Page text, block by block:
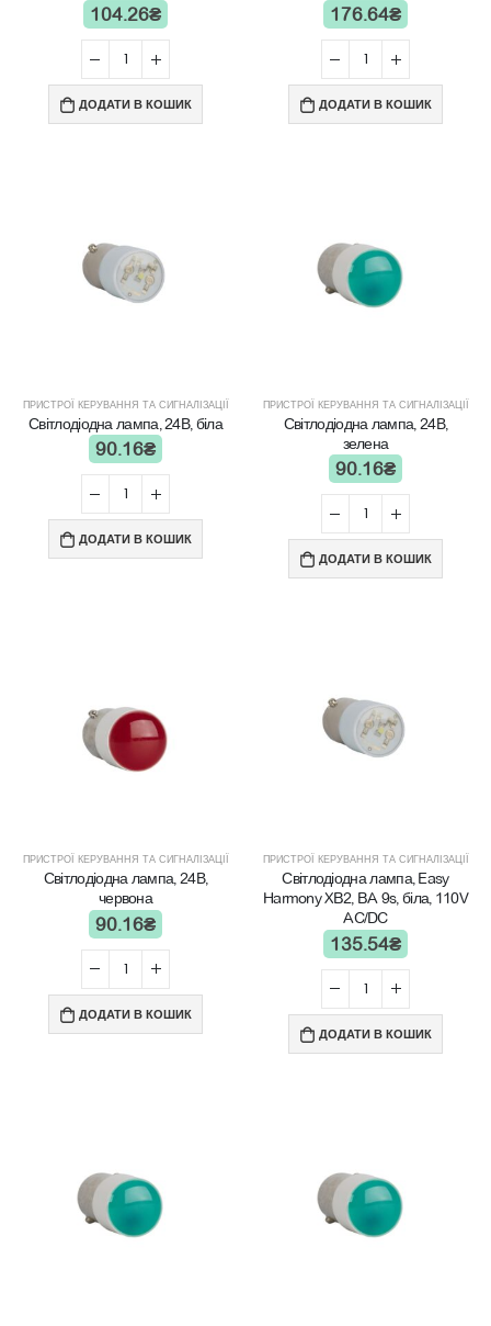
104.26₴
ДОДАТИ В КОШИК
176.64₴
ДОДАТИ В КОШИК
ПРИСТРОЇ КЕРУВАННЯ ТА СИГНАЛІЗАЦІЇ
Світлодіодна лампа, 24В, біла
90.16₴
ДОДАТИ В КОШИК
ПРИСТРОЇ КЕРУВАННЯ ТА СИГНАЛІЗАЦІЇ
Світлодіодна лампа, 24В,
зелена
90.16₴
ДОДАТИ В КОШИК
ПРИСТРОЇ КЕРУВАННЯ ТА СИГНАЛІЗАЦІЇ
Світлодіодна лампа, 24В,
червона
90.16₴
ДОДАТИ В КОШИК
ПРИСТРОЇ КЕРУВАННЯ ТА СИГНАЛІЗАЦІЇ
Світлодіодна лампа, Easy
Harmony XB2, BA 9s, біла, 110V
AC/DC
135.54₴
ДОДАТИ В КОШИК